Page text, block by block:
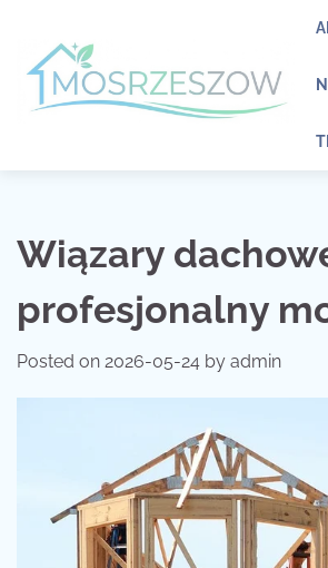
content
Wiązary
profesjonalny
Posted on 2026-05-24 by admin